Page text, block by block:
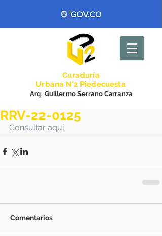
Curaduría
Urbana N°2 Piedecuesta
Arq. Guillermo Serrano Carranza
RRV-22-0125
Consultar aquí
Comentarios